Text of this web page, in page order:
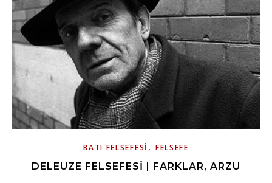
BATI FELSEFESI , FELSEFE
DELEUZE FELSEFESI | FARKLAR, ARZU